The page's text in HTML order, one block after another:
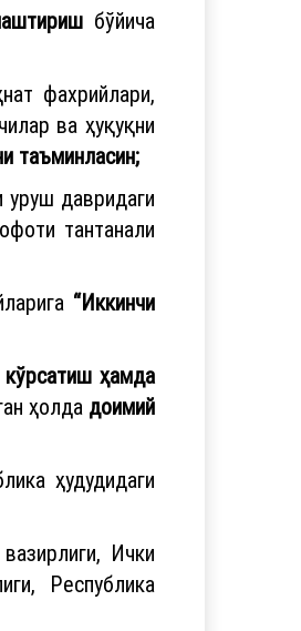
бўйича
фахрийлари,
ва ҳуқуқни
таъминласин;
уруш давридаги
тантанали
“Иккинчи
кўрсатиш ҳамда
ҳолда доимий
ҳудудидаги
Ички
Республика